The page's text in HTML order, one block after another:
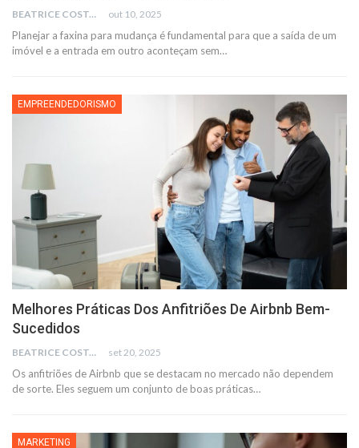
BEATRICE COSTA out 10, 2025
Planejar a faxina para mudança é fundamental para que a saída de um
imóvel e a entrada em outro aconteçam sem…
EMPREENDEDORISMO
Melhores Práticas Dos Anfitriões De Airbnb Bem-
Sucedidos
BEATRICE COSTA set 20, 2025
Os anfitriões de Airbnb que se destacam no mercado não dependem
de sorte. Eles seguem um conjunto de boas práticas…
MARKETING